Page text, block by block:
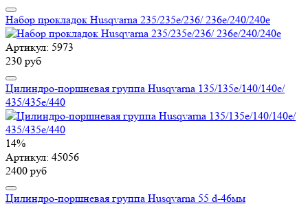
Набор прокладок Husqvarna 235/235e/236/ 236e/240/240e
Артикул: 5973
230 руб
Цилиндро-поршневая группа Husqvarna 135/135e/140/140e/
435/435e/440
14%
Артикул: 45056
2400 руб
Цилиндро-поршневая группа Husqvarna 55 d-46мм